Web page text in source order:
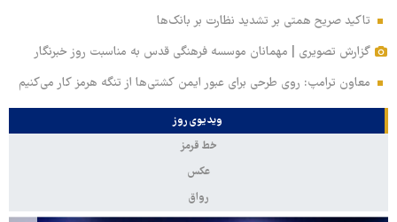
تاکید صریح همتی بر تشدید نظارت بر بانک‌ها
گزارش تصویری | مهمانان موسسه فرهنگی قدس به مناسبت روز خبرنگار
معاون ترامپ: روی طرحی برای عبور ایمن کشتی‌ها از تنگه هرمز کار می‌کنیم
ویدیوی روز
خط قرمز
عکس
رواق